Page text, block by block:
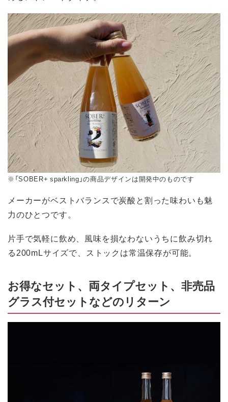
※「SOBER+ sparkling」の商品デザインは開発中のものです
メーカーがベストバランスで炭酸と割った味わいも魅
力のひとつです。
片手で気軽に飲め、風味を損なわないうちに飲み切れ
る200mLサイズで、ストックは常温保存が可能。
お得なセット、両タイプセット、非売品
グラス付セットなどのリターン